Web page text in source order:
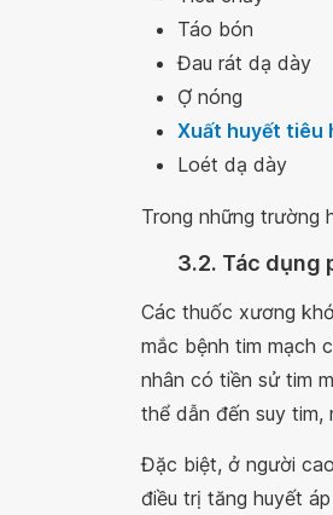
Táo bón
Đau rát dạ dày
Ợ nóng
Xuất huyết tiêu
Loét dạ dày
Trong những trường
3.2. Tác dụng
Các thuốc xương
mắc bệnh tim mạch
nhân có tiền sử tim
thể dẫn đến suy tim,
Đặc biệt, ở người
điều trị tăng huyết